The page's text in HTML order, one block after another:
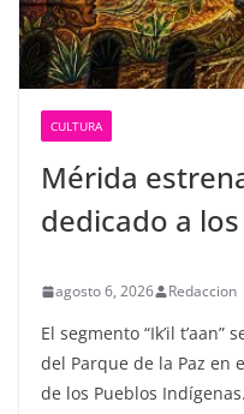
CULTURA
Mérida
dedicado a
agosto 6, 2026 Redaccion
El segmento “Ik’il
del Parque de la Paz en
de los Pueblos Indígenas.